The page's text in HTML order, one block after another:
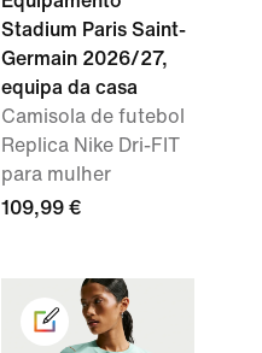
Stadium Paris Saint-
Germain 2026/27,
equipa da casa
Camisola de futebol
Replica Nike Dri-FIT
para mulher
109,99 €